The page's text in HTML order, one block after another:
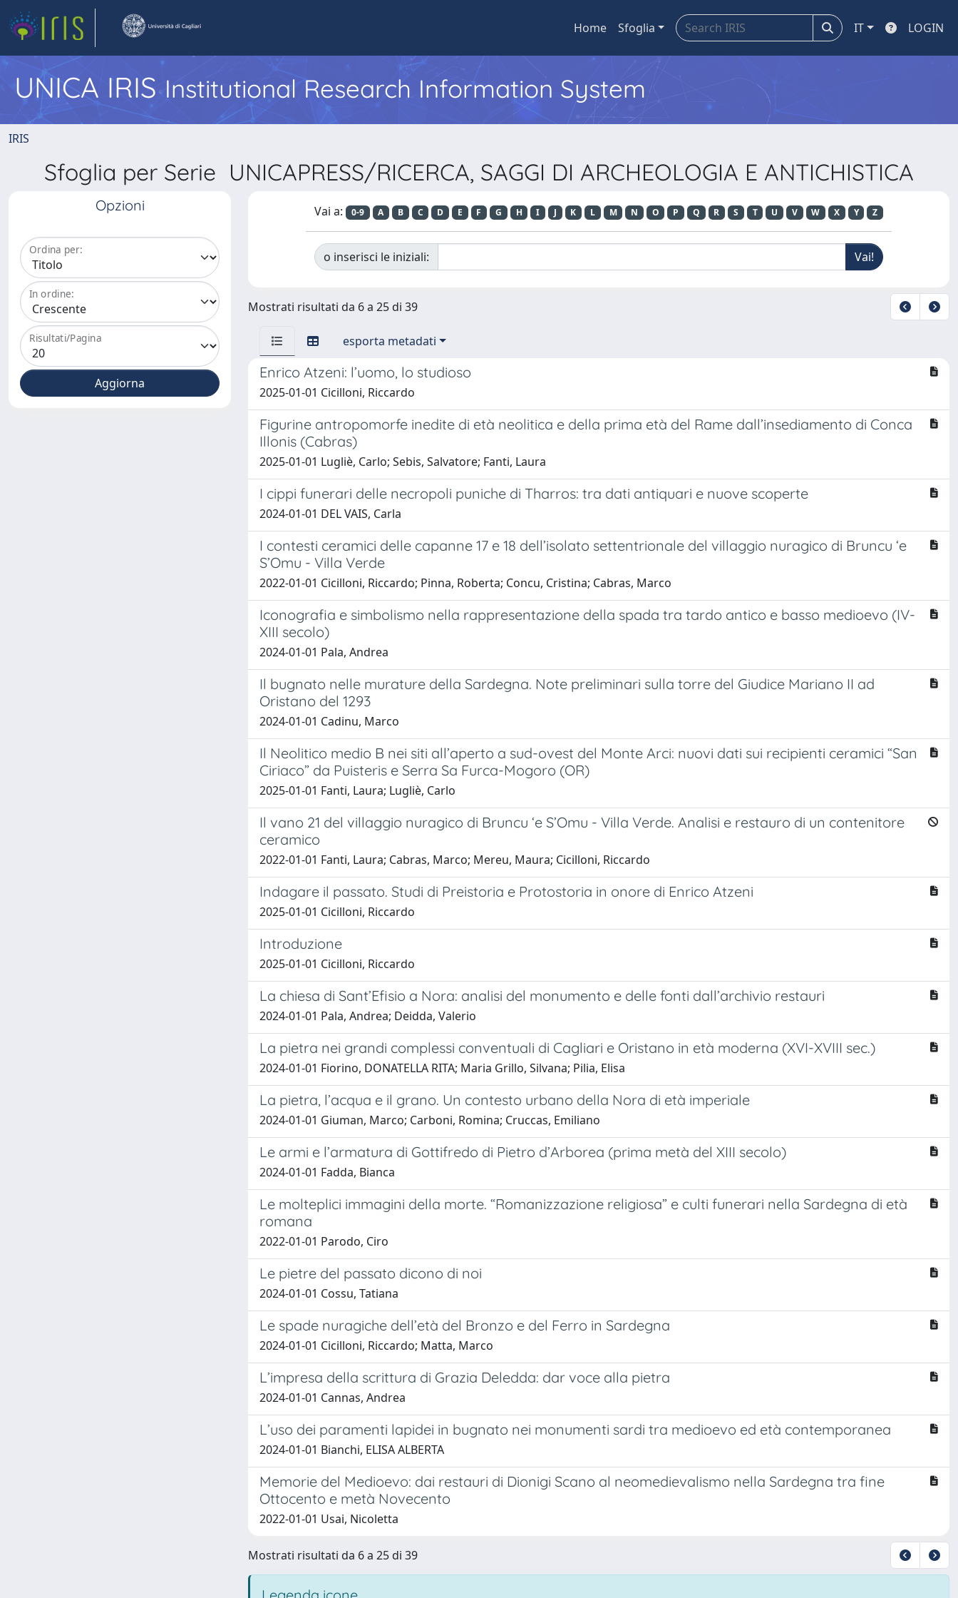
Home Sfoglia IT LOGIN
UNICA IRISInstitutional Research Information System
IRIS
Sfoglia per Serie UNICAPRESS/RICERCA, SAGGI DI ARCHEOLOGIA E ANTICHISTICA
Opzioni
Ordina per:
In ordine:
Risultati/Pagina
Vai a: 0-9 A B C D E F G H I J K L M N O P Q R S T U V W X Y Z
o inserisci le iniziali:
Mostrati risultati da 6 a 25 di 39
esporta metadati
Enrico Atzeni: l’uomo, lo studioso
2025-01-01 Cicilloni, Riccardo
Figurine antropomorfe inedite di età neolitica e della prima età del Rame dall’insediamento di Conca
Illonis (Cabras)
2025-01-01 Lugliè, Carlo; Sebis, Salvatore; Fanti, Laura
I cippi funerari delle necropoli puniche di Tharros: tra dati antiquari e nuove scoperte
2024-01-01 DEL VAIS, Carla
I contesti ceramici delle capanne 17 e 18 dell’isolato settentrionale del villaggio nuragico di Bruncu ‘e
S’Omu - Villa Verde
2022-01-01 Cicilloni, Riccardo; Pinna, Roberta; Concu, Cristina; Cabras, Marco
Iconografia e simbolismo nella rappresentazione della spada tra tardo antico e basso medioevo (IV-
XIII secolo)
2024-01-01 Pala, Andrea
Il bugnato nelle murature della Sardegna. Note preliminari sulla torre del Giudice Mariano II ad
Oristano del 1293
2024-01-01 Cadinu, Marco
Il Neolitico medio B nei siti all’aperto a sud-ovest del Monte Arci: nuovi dati sui recipienti ceramici “San
Ciriaco” da Puisteris e Serra Sa Furca-Mogoro (OR)
2025-01-01 Fanti, Laura; Lugliè, Carlo
Il vano 21 del villaggio nuragico di Bruncu ‘e S’Omu - Villa Verde. Analisi e restauro di un contenitore
ceramico
2022-01-01 Fanti, Laura; Cabras, Marco; Mereu, Maura; Cicilloni, Riccardo
Indagare il passato. Studi di Preistoria e Protostoria in onore di Enrico Atzeni
2025-01-01 Cicilloni, Riccardo
Introduzione
2025-01-01 Cicilloni, Riccardo
La chiesa di Sant’Efisio a Nora: analisi del monumento e delle fonti dall’archivio restauri
2024-01-01 Pala, Andrea; Deidda, Valerio
La pietra nei grandi complessi conventuali di Cagliari e Oristano in età moderna (XVI-XVIII sec.)
2024-01-01 Fiorino, DONATELLA RITA; Maria Grillo, Silvana; Pilia, Elisa
La pietra, l’acqua e il grano. Un contesto urbano della Nora di età imperiale
2024-01-01 Giuman, Marco; Carboni, Romina; Cruccas, Emiliano
Le armi e l’armatura di Gottifredo di Pietro d’Arborea (prima metà del XIII secolo)
2024-01-01 Fadda, Bianca
Le molteplici immagini della morte. “Romanizzazione religiosa” e culti funerari nella Sardegna di età
romana
2022-01-01 Parodo, Ciro
Le pietre del passato dicono di noi
2024-01-01 Cossu, Tatiana
Le spade nuragiche dell’età del Bronzo e del Ferro in Sardegna
2024-01-01 Cicilloni, Riccardo; Matta, Marco
L’impresa della scrittura di Grazia Deledda: dar voce alla pietra
2024-01-01 Cannas, Andrea
L’uso dei paramenti lapidei in bugnato nei monumenti sardi tra medioevo ed età contemporanea
2024-01-01 Bianchi, ELISA ALBERTA
Memorie del Medioevo: dai restauri di Dionigi Scano al neomedievalismo nella Sardegna tra fine
Ottocento e metà Novecento
2022-01-01 Usai, Nicoletta
Mostrati risultati da 6 a 25 di 39